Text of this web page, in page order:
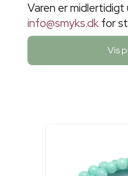
Varen er
info@smyks.dk for
Vis